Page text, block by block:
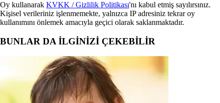
Oy kullanarak KVKK / Gizlilik Politikası'nı kabul etmiş sayılırsınız.
Kişisel verileriniz işlenmemekte, yalnızca IP adresiniz tekrar oy
kullanımını önlemek amacıyla geçici olarak saklanmaktadır.
BUNLAR DA İLGİNİZİ ÇEKEBİLİR